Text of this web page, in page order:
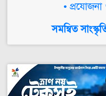
•
সমন্বিত